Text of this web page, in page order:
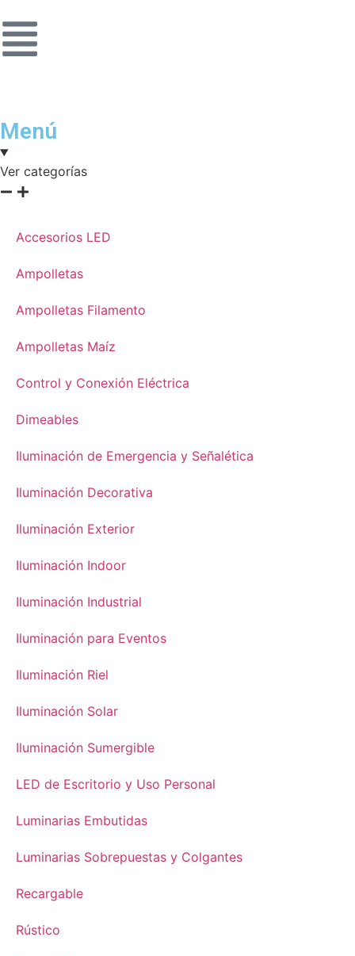
Menú
Ver categorías
Accesorios LED
Ampolletas
Ampolletas Filamento
Ampolletas Maíz
Control y Conexión Eléctrica
Dimeables
Iluminación de Emergencia y Señalética
Iluminación Decorativa
Iluminación Exterior
Iluminación Indoor
Iluminación Industrial
Iluminación para Eventos
Iluminación Riel
Iluminación Solar
Iluminación Sumergible
LED de Escritorio y Uso Personal
Luminarias Embutidas
Luminarias Sobrepuestas y Colgantes
Recargable
Rústico